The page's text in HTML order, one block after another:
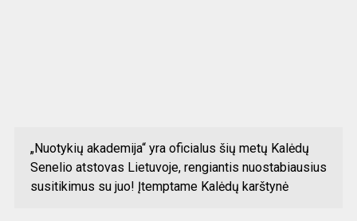
„Nuotykių akademija“ yra oficialus šių metų Kalėdų
Senelio atstovas Lietuvoje, rengiantis nuostabiausius
susitikimus su juo! Įtemptame Kalėdų karštynė